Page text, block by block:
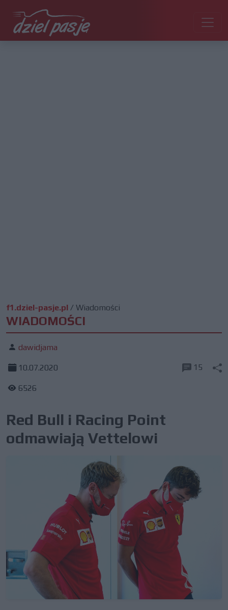
f1.dziel-pasje.pl / Wiadomości
WIADOMOŚCI
dawidjama
10.07.2020
6526
15
Red Bull i Racing Point
odmawiają Vettelowi